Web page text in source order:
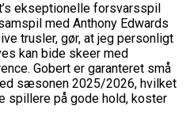
ekseptionelle forsvarsspil
med Anthony Edwards
trusler, gør, at jeg personligt
kan bide skeer med
Gobert er garanteret små
sæsonen 2025/2026, hvilket
spillere på gode hold, koster